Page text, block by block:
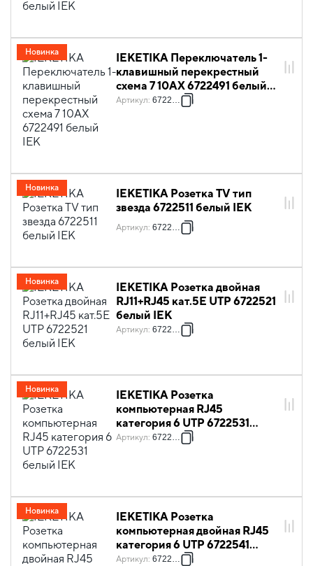
IEKETIKA Переключатель 1-
клавишный перекрестный
схема 7 10АХ 6722491 белый
IEK
Артикул: 6722491
Новинка
IEKETIKA Розетка TV тип
звезда 6722511 белый IEK
Артикул: 6722511
Новинка
IEKETIKA Розетка двойная
RJ11+RJ45 кат.5E UTP 6722521
белый IEK
Артикул: 6722521
Новинка
IEKETIKA Розетка
компьютерная RJ45
категория 6 UTP 6722531
белый IEK
Артикул: 6722531
Новинка
IEKETIKA Розетка
компьютерная двойная RJ45
категория 6 UTP 6722541
белый IEK
Артикул: 6722541
Новинка